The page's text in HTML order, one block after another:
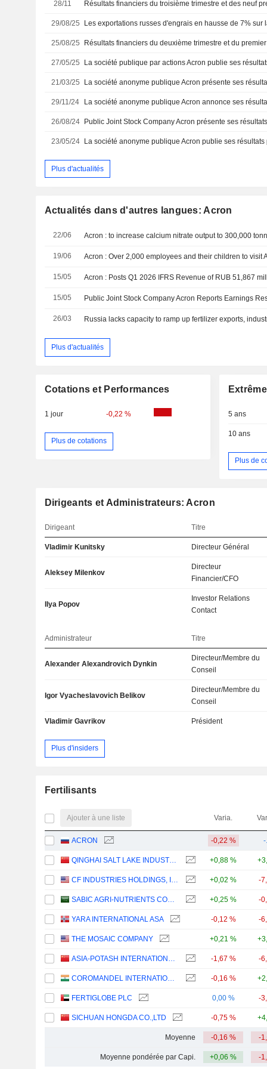
28/11
29/08/25 Les exportations russes d'engrais en hausse de 7%
25/08/25
27/05/25
21/03/25
29/11/24
26/08/24
23/05/24
Plus d'actualités
Actualités dans d'autres langues: Acron
22/06 Acron : to increase calcium nitrate output to 300,000
19/06
15/05 Acron : Posts Q1 2026 IFRS Revenue of RUB 51,867
15/05
26/03 Russia lacks capacity to ramp up fertilizer exports,
Plus d'actualités
Cotations et Performances
1 jour -0,22 %
Plus de cotations
5 ans
10 ans
Plus de
Dirigeants et Administrateurs: Acron
Dirigeant Titre
Vladimir Kunitsky Directeur Général
Aleksey Milenkov
Directeur
Financier/CFO
Ilya Popov
Investor Relations
Contact
Administrateur Titre
Alexander Alexandrovich Dynkin
Directeur/Membre du
Conseil
Igor Vyacheslavovich Belikov
Directeur/Membre du
Conseil
Vladimir Gavrikov Président
Plus d'insiders
Fertilisants
Ajouter à une liste Varia.
ACRON -0,22 % -
QINGHAI SALT LAKE INDUSTRY CO.,LTD +0,88 %
CF INDUSTRIES HOLDINGS, INC. +0,02 % -
SABIC AGRI-NUTRIENTS COMPANY +0,25 % -
YARA INTERNATIONAL ASA -0,12 % -
THE MOSAIC COMPANY +0,21 %
ASIA-POTASH INTERNATIONAL INVESTMENT (GUANGZHOU)CO.,LTD. -1,67 % -
COROMANDEL INTERNATIONAL LIMITED -0,16 %
FERTIGLOBE PLC 0,00 % -
SICHUAN HONGDA CO.,LTD -0,75 %
Moyenne -0,16 % -
Moyenne pondérée par Capi. +0,06 % -